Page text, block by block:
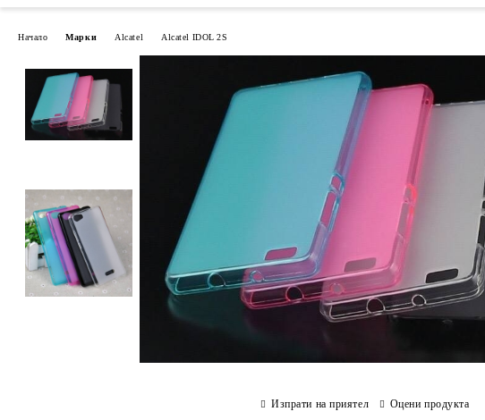
Начало Марки Alcatel Alcatel IDOL 2S
Изпрати на приятел Оцени продукта